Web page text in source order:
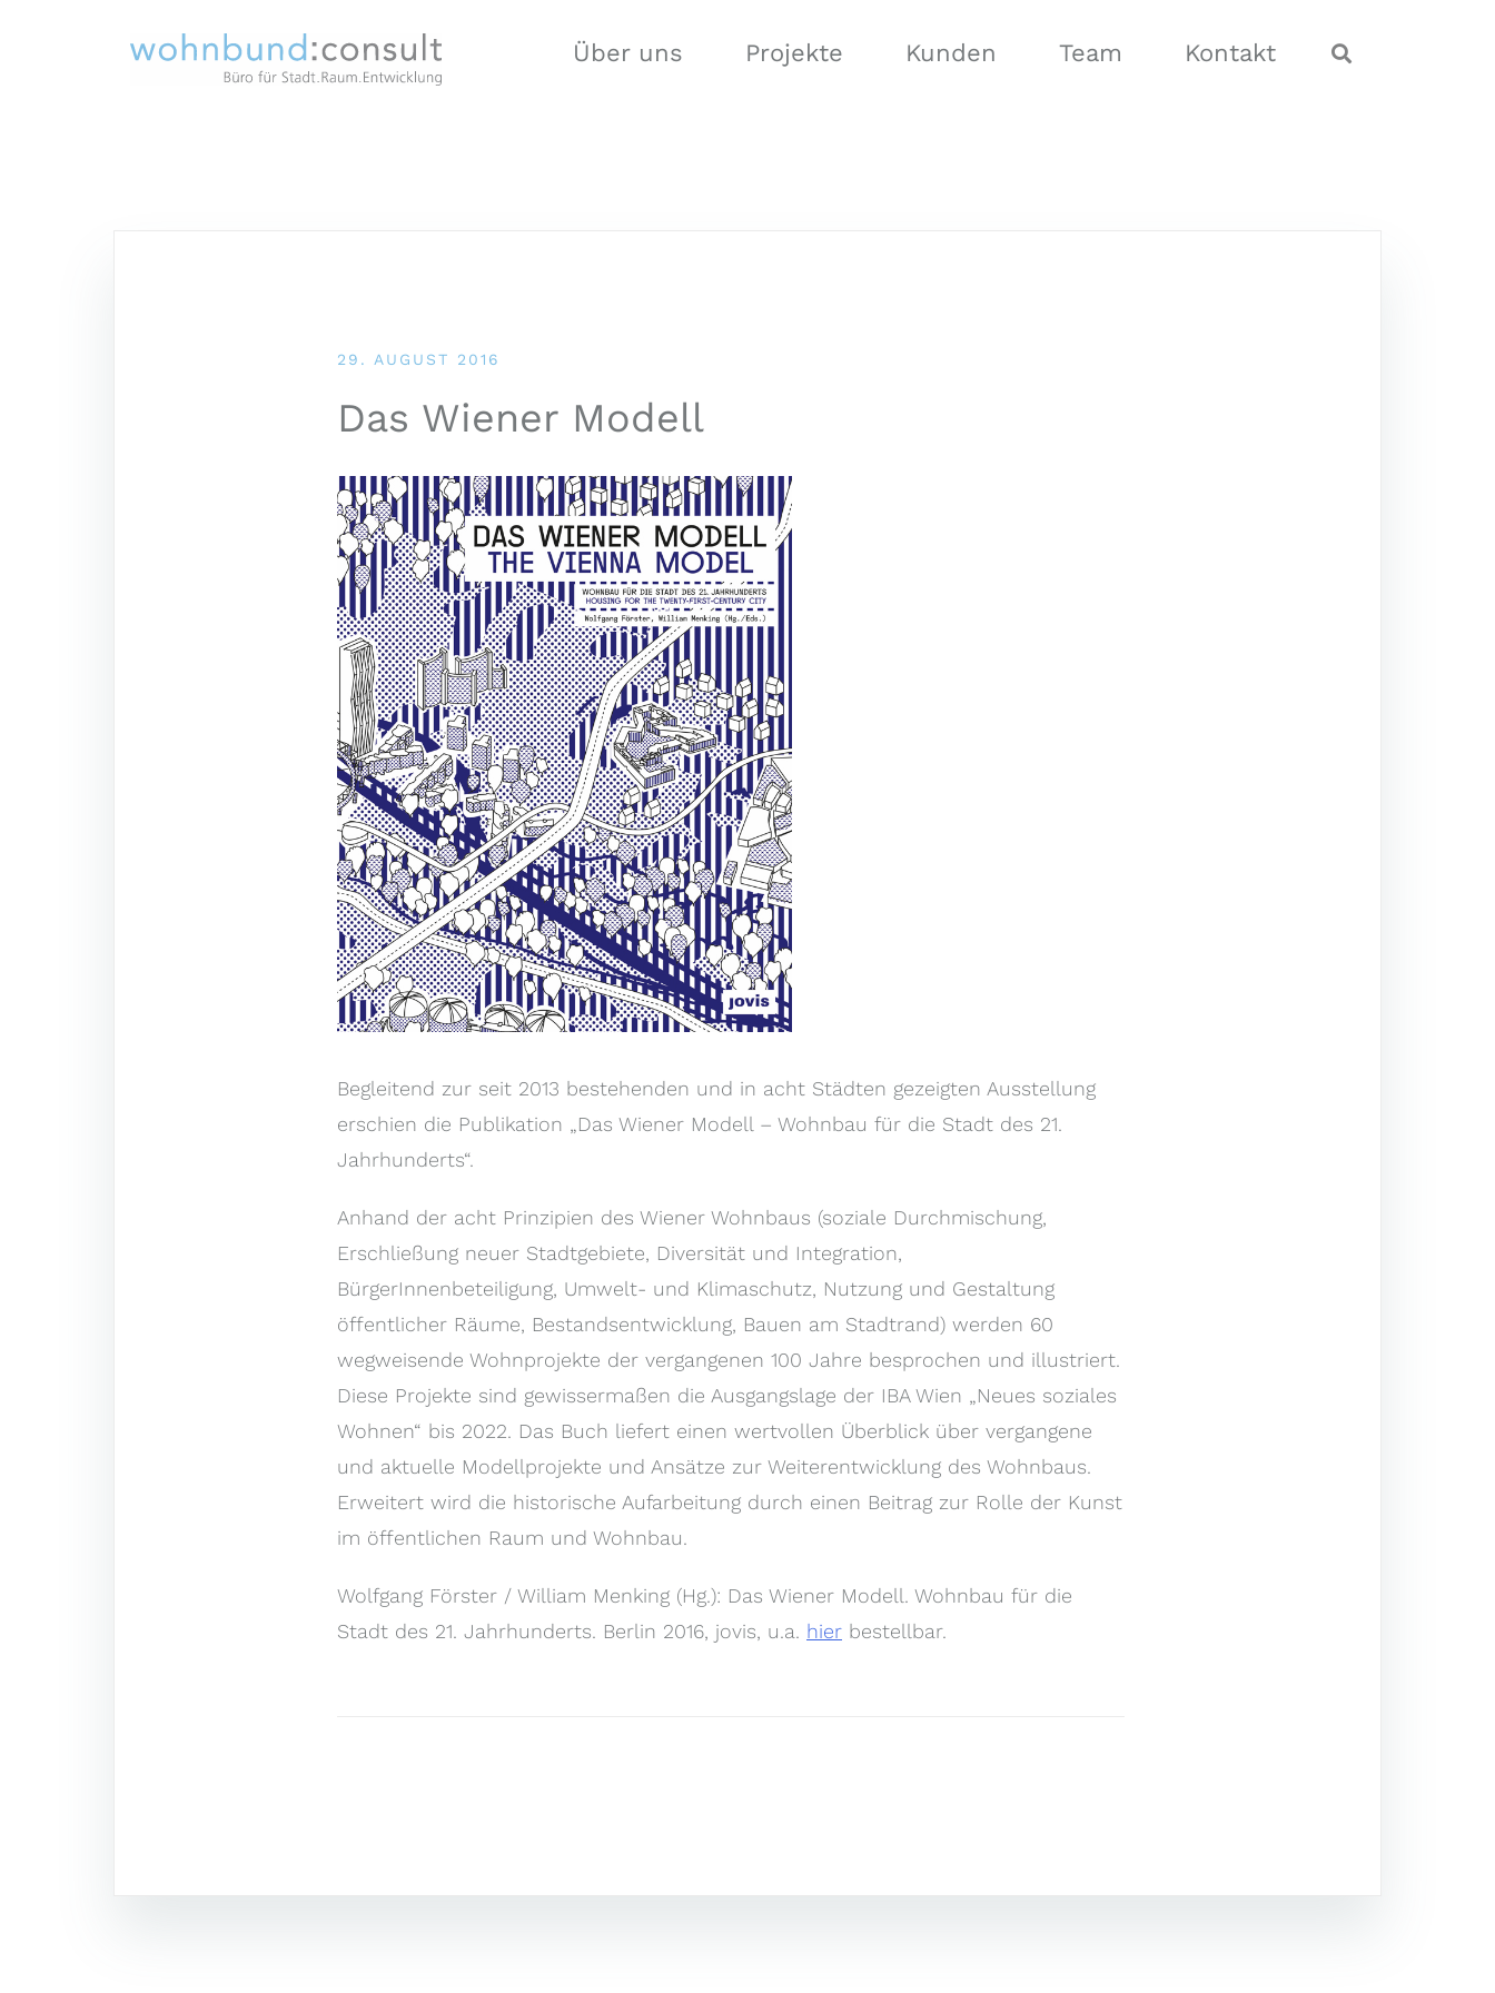
Über uns Projekte Kunden Team Kontakt
29. AUGUST 2016
Das Wiener Modell
Begleitend zur seit 2013 bestehenden und in acht Städten gezeigten Ausstellung
erschien die Publikation „Das Wiener Modell – Wohnbau für die Stadt des 21.
Jahrhunderts“.
Anhand der acht Prinzipien des Wiener Wohnbaus (soziale Durchmischung,
Erschließung neuer Stadtgebiete, Diversität und Integration,
BürgerInnenbeteiligung, Umwelt- und Klimaschutz, Nutzung und Gestaltung
öffentlicher Räume, Bestandsentwicklung, Bauen am Stadtrand) werden 60
wegweisende Wohnprojekte der vergangenen 100 Jahre besprochen und illustriert.
Diese Projekte sind gewissermaßen die Ausgangslage der IBA Wien „Neues soziales
Wohnen“ bis 2022. Das Buch liefert einen wertvollen Überblick über vergangene
und aktuelle Modellprojekte und Ansätze zur Weiterentwicklung des Wohnbaus.
Erweitert wird die historische Aufarbeitung durch einen Beitrag zur Rolle der Kunst
im öffentlichen Raum und Wohnbau.
Wolfgang Förster / William Menking (Hg.): Das Wiener Modell. Wohnbau für die
Stadt des 21. Jahrhunderts. Berlin 2016, jovis, u.a. hier bestellbar.